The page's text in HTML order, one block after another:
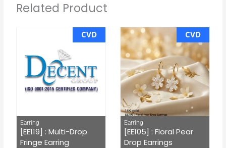
Related Product
CVD
Earring
[EE119] : Multi-Drop
Fringe Earring
CVD
Earring
[EE105] : Floral Pear
Drop Earrings